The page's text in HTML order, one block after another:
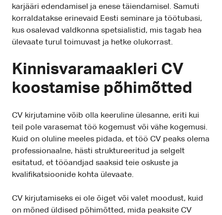
karjääri edendamisel ja enese täiendamisel. Samuti
korraldatakse erinevaid Eesti seminare ja töötubasi,
kus osalevad valdkonna spetsialistid, mis tagab hea
ülevaate turul toimuvast ja hetke olukorrast.
Kinnisvaramaakleri CV
koostamise põhimõtted
CV kirjutamine võib olla keeruline ülesanne, eriti kui
teil pole varasemat töö kogemust või vähe kogemusi.
Kuid on oluline meeles pidada, et töö CV peaks olema
professionaalne, hästi struktureeritud ja selgelt
esitatud, et tööandjad saaksid teie oskuste ja
kvalifikatsioonide kohta ülevaate.
CV kirjutamiseks ei ole õiget või valet moodust, kuid
on mõned üldised põhimõtted, mida peaksite CV